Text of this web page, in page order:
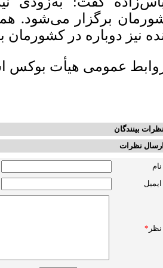
برگزار می‌شود.
نیز دوباره در
عمومی هیأت بوکس
نظرات بینندگان
ارسال نظرات
نام
ایمیل
نظر *